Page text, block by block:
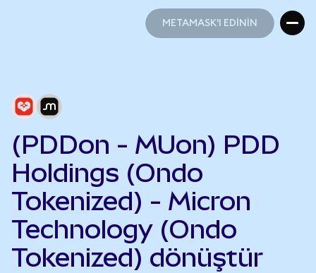
METAMASK'I EDİNİN
(PDDon - MUon) PDD
Holdings (Ondo
Tokenized) - Micron
Technology (Ondo
Tokenized) dönüştür